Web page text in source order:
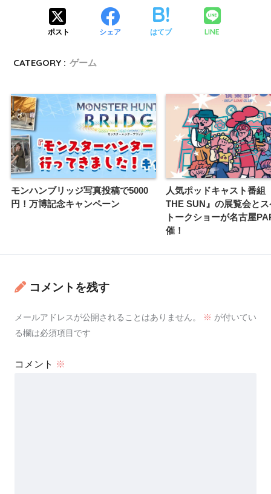
ポスト シェア はてブ LINE
CATEGORY : ゲーム
モンハンブリッジ写真投稿で5000
円！万博記念キャンペーン
人気ポッドキャスト番組
THE SUN』の展覧会と
トークショーが名古屋
催！
コメントを残す
メールアドレスが公開されることはありません。 ※ が付いてい
る欄は必須項目です
コメント ※